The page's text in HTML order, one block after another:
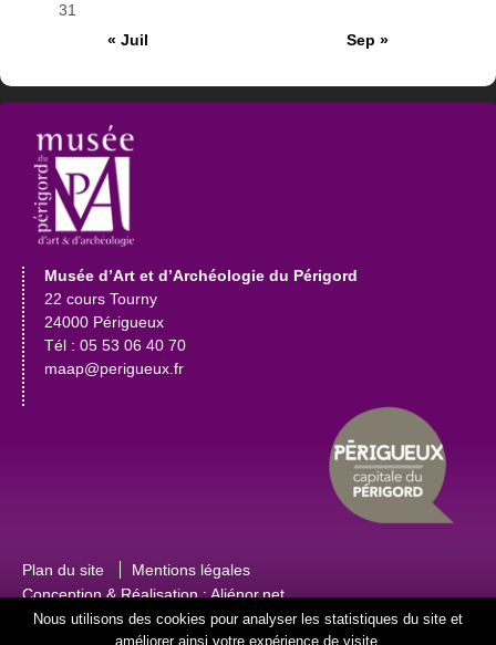
31
« Juil
Sep »
Musée d’Art et d’Archéologie du Périgord
22 cours Tourny
24000 Périgueux
Tél : 05 53 06 40 70
maap@perigueux.fr
Plan du site
Mentions légales
Conception & Réalisation :Aliénor.net
Nous utilisons des cookies pour analyser les statistiques du site et
améliorer ainsi votre expérience de visite.